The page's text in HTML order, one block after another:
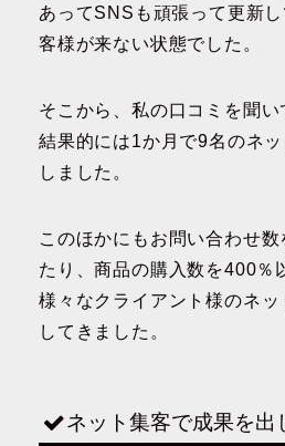
あってSNSも頑張って更新
客様が来ない状態でした。
そこから、私の口コミを聞い
結果的には1か月で9名のネ
しました。
このほかにもお問い合わせ
たり、商品の購入数を400％
様々なクライアント様のネ
してきました。
ネット集客で成果を出